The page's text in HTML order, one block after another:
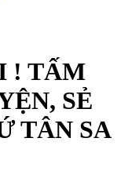
! TẤM
SẺ
TÂN SA